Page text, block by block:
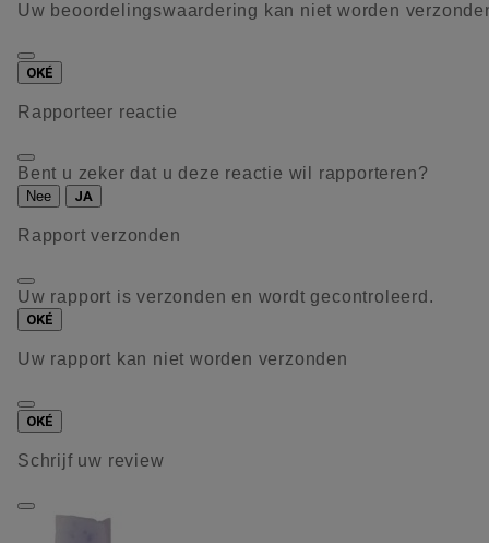
Uw beoordelingswaardering kan niet worden
OKÉ
Rapporteer reactie
Bent u zeker dat u deze reactie wil rapporteren?
Nee JA
Rapport verzonden
Uw rapport is verzonden en wordt gecontroleerd.
OKÉ
Uw rapport kan niet worden verzonden
OKÉ
Schrijf uw review